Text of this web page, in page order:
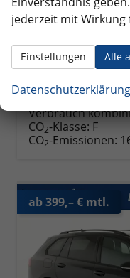
Kraftstoff Benzin
01.05.2026
41.245,– €
incl. 19% MwSt.
Verbrauch
CO2-Klasse: F
CO2-Emissionen:
ab 399,– € mtl.
jederzeit mit
Alle
Einstellungen
Datenschutzerklärung